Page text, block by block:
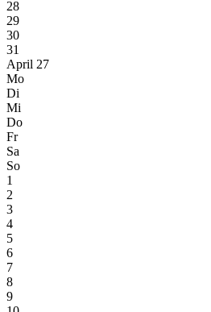
28
29
30
31
April 27
Mo
Di
Mi
Do
Fr
Sa
So
1
2
3
4
5
6
7
8
9